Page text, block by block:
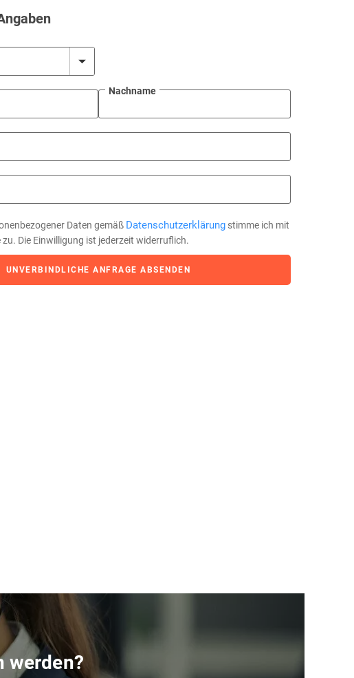
Nachname
Daten gemäß Datenschutzerklärung stimme ich mit
Die Einwilligung ist jederzeit widerruflich.
UNVERBINDLICHE ANFRAGE ABSENDEN
werden?